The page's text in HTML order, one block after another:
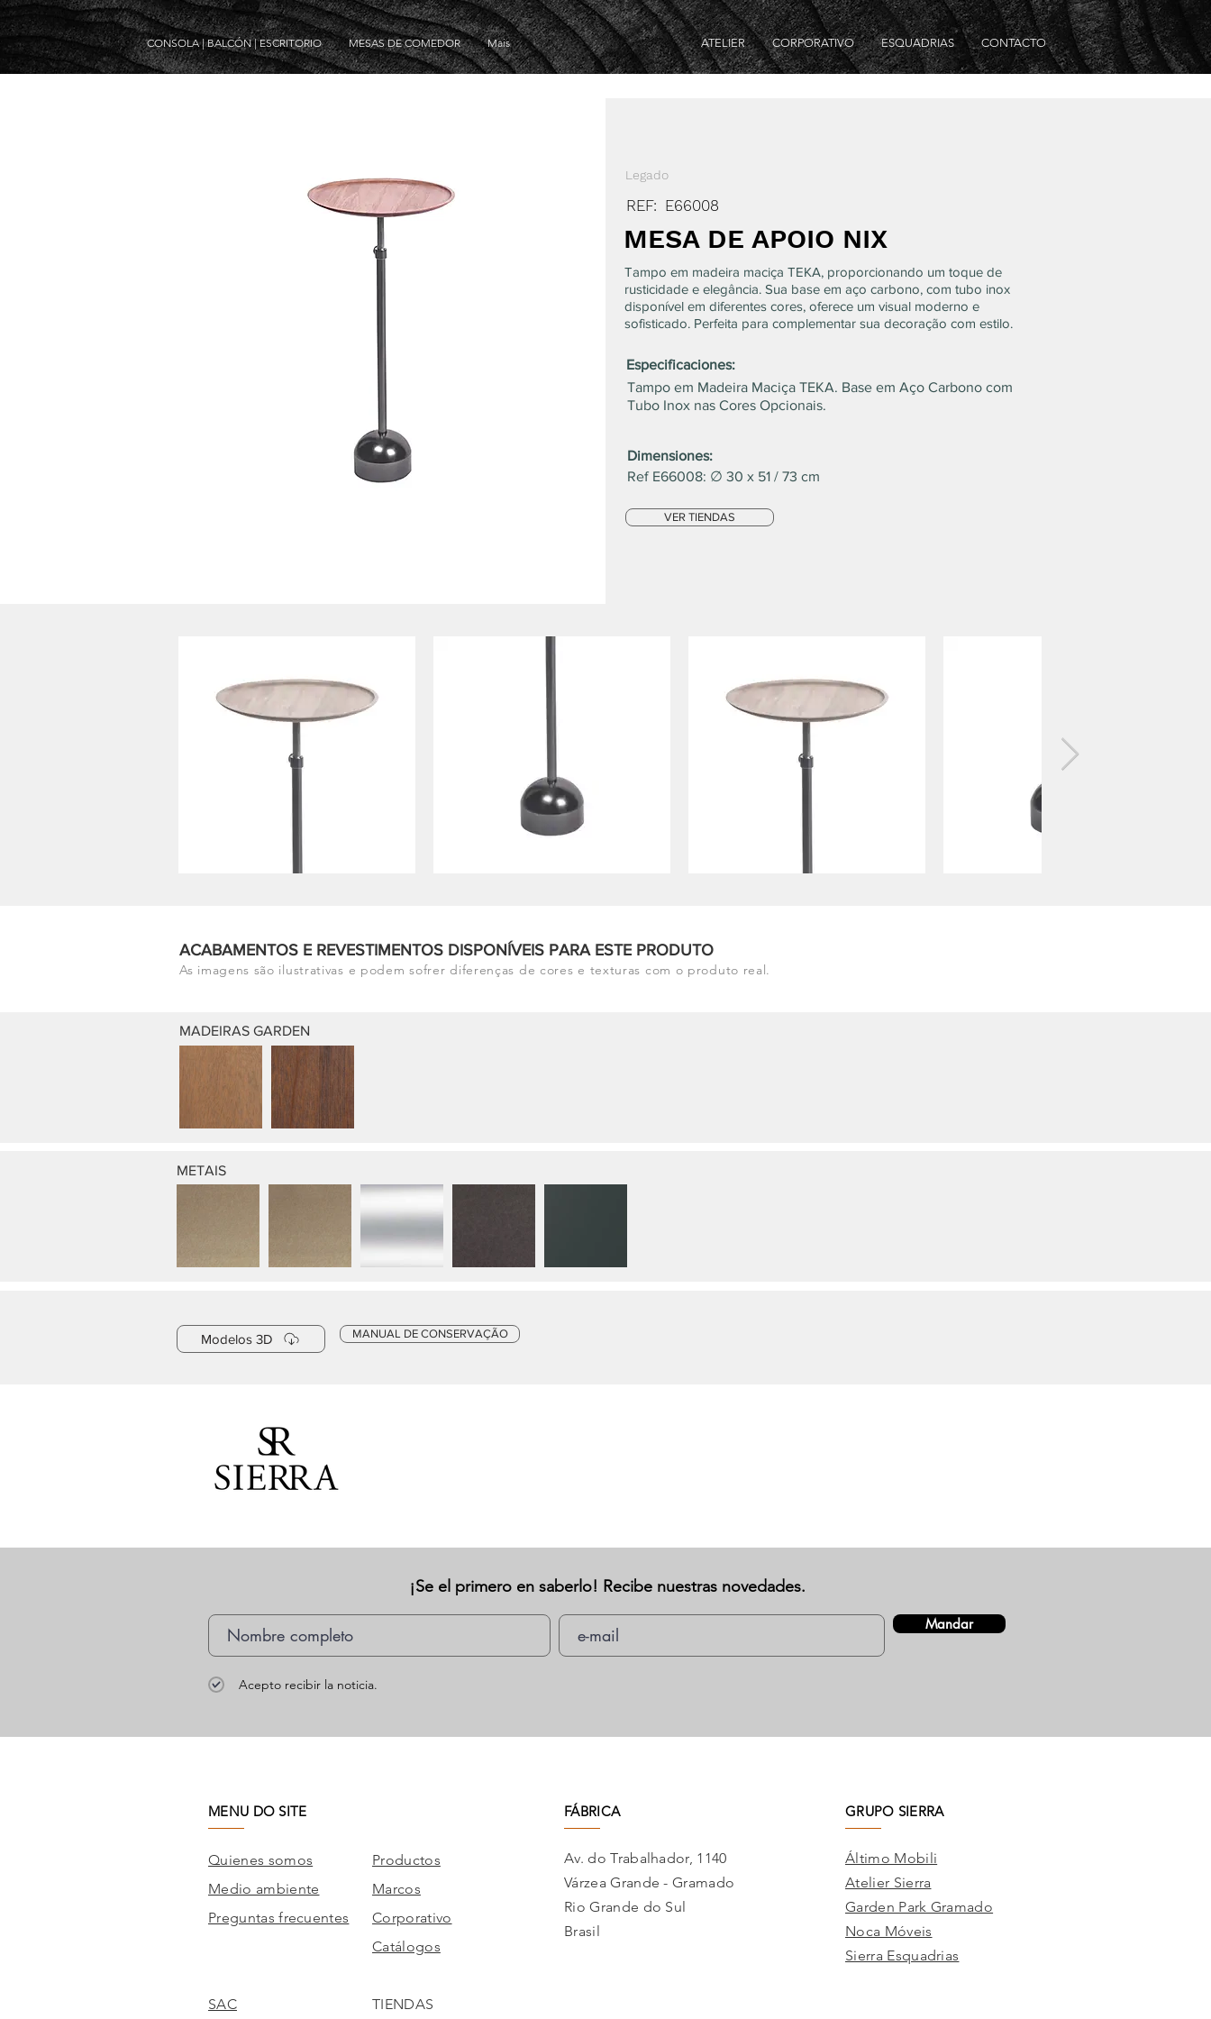
CONSOLA | BALCÓN | ESCRITORIO MESAS DE COMEDOR Mais ATELIER CORPORATIVO ESQUADRIAS CONTACTO
Legado
REF: E66008
MESA DE APOIO NIX
Tampo em madeira maciça TEKA, proporcionando um toque de
rusticidade e elegância. Sua base em aço carbono, com tubo inox
disponível em diferentes cores, oferece um visual moderno e
sofisticado. Perfeita para complementar sua decoração com estilo.
Especificaciones:
Tampo em Madeira Maciça TEKA. Base em Aço Carbono com
Tubo Inox nas Cores Opcionais.
Dimensiones:
Ref E66008: ∅ 30 x 51 / 73 cm
VER TIENDAS
ACABAMENTOS E REVESTIMENTOS DISPONÍVEIS PARA ESTE PRODUTO
As imagens são ilustrativas e podem sofrer diferenças de cores e texturas com o produto real.
MADEIRAS GARDEN
METAIS
Modelos 3D MANUAL DE CONSERVAÇÃO
¡Se el primero en saberlo! Recibe nuestras novedades.
Acepto recibir la noticia.
Mandar
MENU DO SITE
Quienes somos
Medio ambiente
Preguntas frecuentes
SAC
Productos
Marcos
Corporativo
Catálogos
TIENDAS
FÁBRICA
Av. do Trabalhador, 1140
Várzea Grande - Gramado
Rio Grande do Sul
Brasil
GRUPO SIERRA
Áltimo Mobili
Atelier Sierra
Garden Park Gramado
Noca Móveis
Sierra Esquadrias